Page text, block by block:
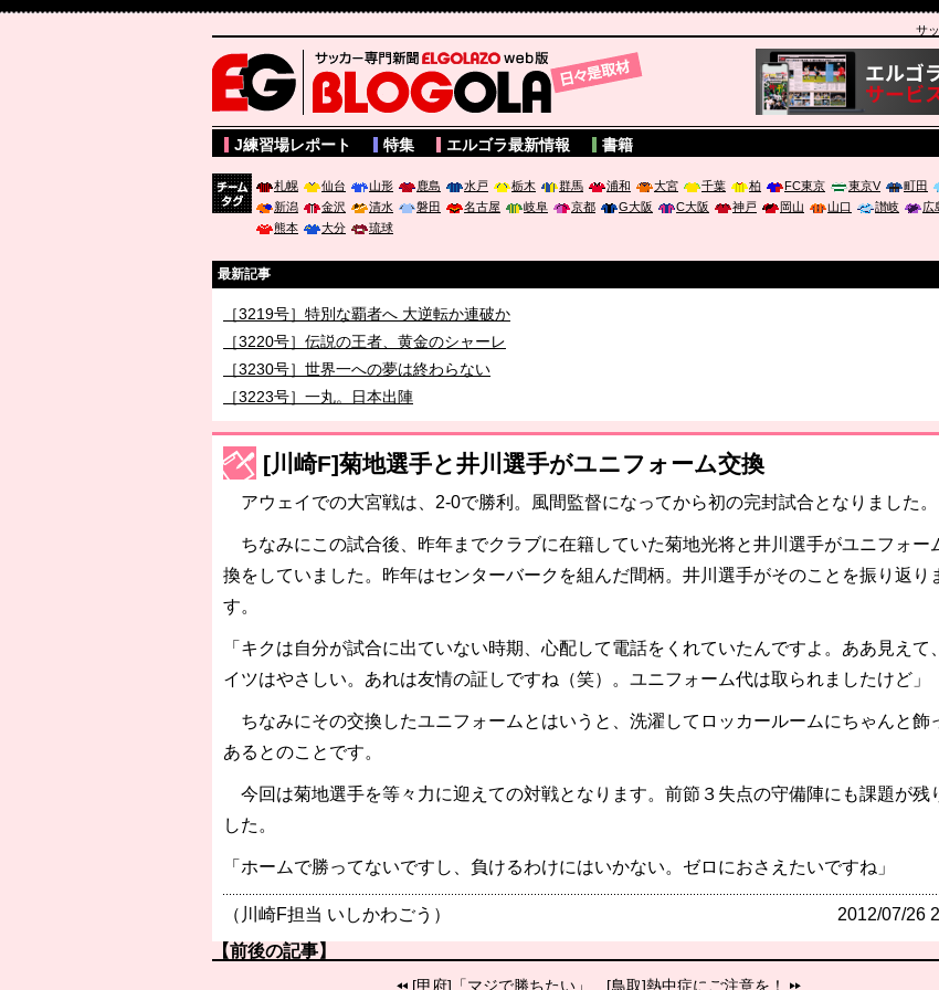
サ
サッカー専門新聞ELGOLAZO web版 BLOGOLA
J練習場レポート 特集 エルゴラ最新情報 書籍
札幌 仙台 山形 鹿島 水戸 栃木 群馬 浦和 大宮 千葉 柏 FC東京 東京V 町田
新潟
金沢 清水 磐田 名古屋 岐阜 京都 G大阪 C大阪 神戸 岡山 山口 讃岐 広
熊本
大分 琉球
最新記事
［3219号］特別な覇者へ 大逆転か連破か
［3220号］伝説の王者、黄金のシャーレ
［3230号］世界一への夢は終わらない
［3223号］一丸。日本出陣
［3222号］史上最大のW杯開幕 注目は「個」
[川崎F]菊地選手と井川選手がユニフォーム交換
アウェイでの大宮戦は、2-0で勝利。風間監督になってから初の完封試合となりました。
ちなみにこの試合後、昨年までクラブに在籍していた菊地光将と井川選手がユニフォー
換をしていました。昨年はセンターバークを組んだ間柄。井川選手がそのことを振り返り
す。
「キクは自分が試合に出ていない時期、心配して電話をくれていたんですよ。ああ見えて
イツはやさしい。あれは友情の証しですね（笑）。ユニフォーム代は取られましたけど」
ちなみにその交換したユニフォームとはいうと、洗濯してロッカールームにちゃんと飾
あるとのことです。
今回は菊地選手を等々力に迎えての対戦となります。前節３失点の守備陣にも課題が残
した。
「ホームで勝ってないですし、負けるわけにはいかない。ゼロにおさえたいですね」
（川崎F担当 いしかわごう） 2012/07/26
【前後の記事】
[甲府]「マジで勝ちたい」 [鳥取]熱中症にご注意を！